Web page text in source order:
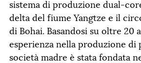
sistema di produzione dual-
delta del fiume Yangtze e il
di Bohai. Basandosi su oltre 20
esperienza nella produzione di
società madre è stata fondata